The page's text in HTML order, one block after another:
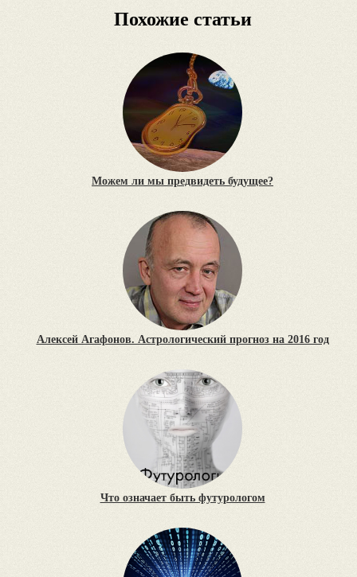
Похожие статьи
Можем ли мы предвидеть будущее?
Алексей Агафонов. Астрологический прогноз на 2016 год
Что означает быть футурологом